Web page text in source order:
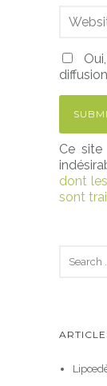
Ce site
dont
sont